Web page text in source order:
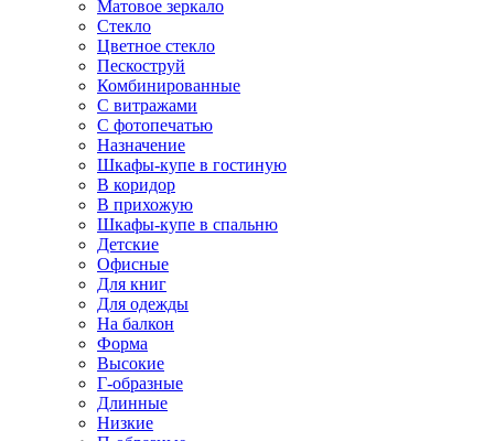
Матовое зеркало
Стекло
Цветное стекло
Пескоструй
Комбинированные
С витражами
С фотопечатью
Назначение
Шкафы-купе в гостиную
В коридор
В прихожую
Шкафы-купе в спальню
Детские
Офисные
Для книг
Для одежды
На балкон
Форма
Высокие
Г-образные
Длинные
Низкие